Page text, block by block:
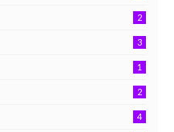
2
3
1
2
4